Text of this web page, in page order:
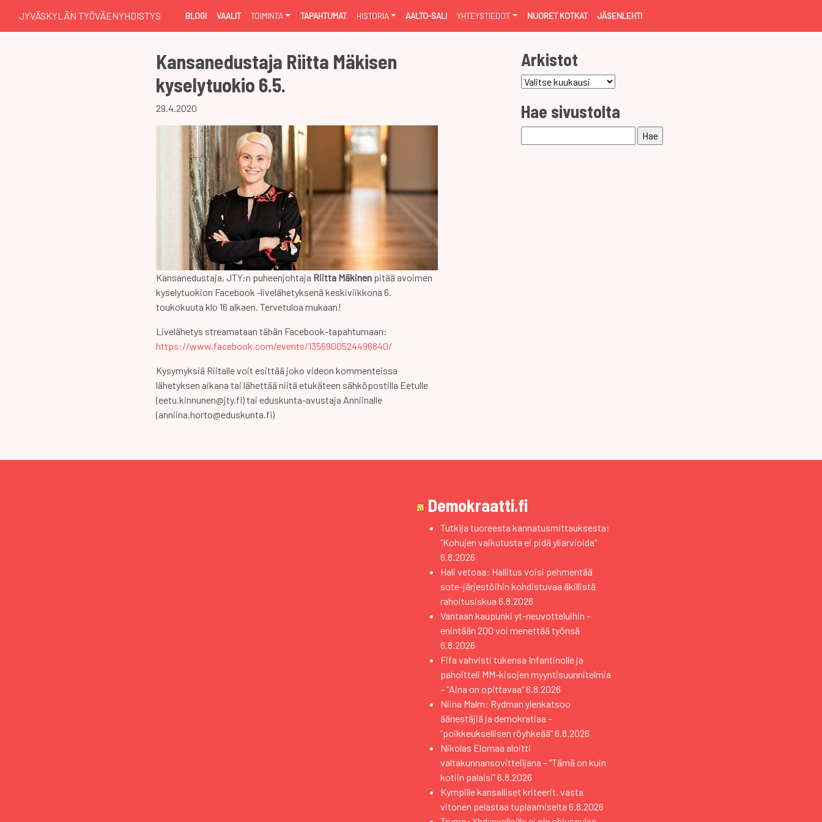
JYVÄSKYLÄN TYÖVÄENYHDISTYS BLOGI VAALIT TOIMINTA TAPAHTUMAT HISTORIA AALTO-SALI YHTEYSTIEDOT NUORET KOTKAT JÄSENLEHTI
Kansanedustaja Riitta Mäkisen
kyselytuokio 6.5.
29.4.2020
Kansanedustaja, JTY:n puheenjohtaja Riitta Mäkinen pitää avoimen
kyselytuokion Facebook -livelähetyksenä keskiviikkona 6.
toukokuuta klo 16 alkaen. Tervetuloa mukaan!
Livelähetys streamataan tähän Facebook-tapahtumaan:
https://www.facebook.com/events/1356900524496840/
Kysymyksiä Riitalle voit esittää joko videon kommenteissa
lähetyksen aikana tai lähettää niitä etukäteen sähköpostilla Eetulle
(eetu.kinnunen@jty.fi) tai eduskunta-avustaja Anniinalle
(anniina.horto@eduskunta.fi)
Arkistot
Arkistot
Hae sivustolta
Demokraatti.fi
Tutkija tuoreesta kannatusmittauksesta:
”Kohujen vaikutusta ei pidä yliarvioida”
6.8.2026
Hali vetoaa: Hallitus voisi pehmentää
sote-järjestöihin kohdistuvaa äkillistä
rahoitusiskua 6.8.2026
Vantaan kaupunki yt-neuvotteluihin –
enintään 200 voi menettää työnsä
6.8.2026
Fifa vahvisti tukensa Infantinolle ja
pahoitteli MM-kisojen myyntisuunnitelmia
– ”Aina on opittavaa”6.8.2026
Niina Malm: Rydman ylenkatsoo
äänestäjiä ja demokratiaa –
”poikkeuksellisen röyhkeää”6.8.2026
Nikolas Elomaa aloitti
valtakunnansovittelijana – ”Tämä on kuin
kotiin palaisi”6.8.2026
Kympille kansalliset kriteerit, vasta
vitonen pelastaa tuplaamiselta 6.8.2026